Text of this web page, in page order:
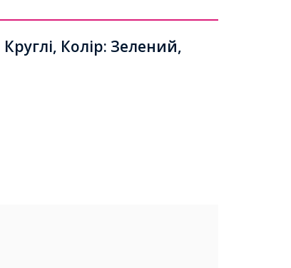
Колір: Зелений,